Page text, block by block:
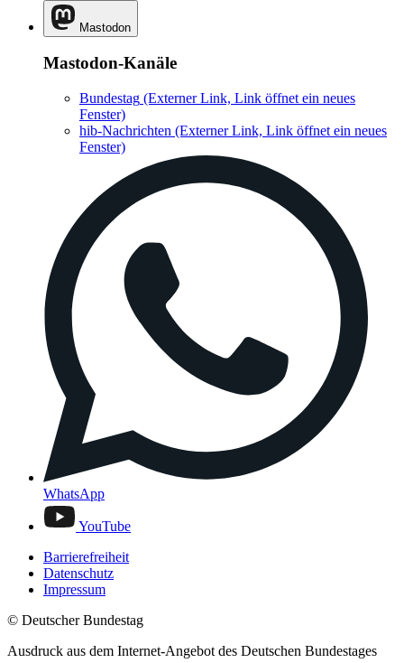
Mastodon
Mastodon-Kanäle
Bundestag (Externer Link, Link öffnet ein neues
Fenster)
hib-Nachrichten (Externer Link, Link öffnet ein neues
Fenster)
WhatsApp
YouTube
Barrierefreiheit
Datenschutz
Impressum
© Deutscher Bundestag
Ausdruck aus dem Internet-Angebot des Deutschen Bundestages